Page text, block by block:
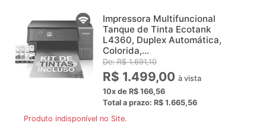
Impressora Multifuncional
Tanque de Tinta Ecotank
L4360, Duplex Automática,
Colorida,...
De: R$ 1.691,10
R$ 1.499,00 à vista
10x de R$ 166,56
Total a prazo: R$ 1.665,56
Produto indisponível no Site.